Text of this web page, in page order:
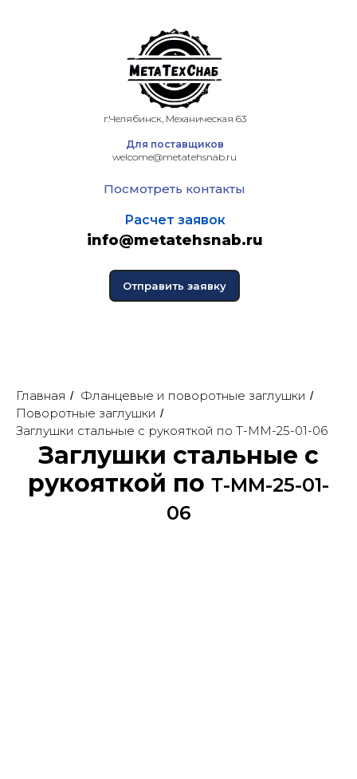
г.Челябинск, Механическая 63
Для поставщиков
welcome@metatehsnab.ru
Посмотреть контакты
Расчет заявок
info@metatehsnab.ru
Отправить заявку
Главная / Фланцевые и поворотные заглушки /
Поворотные заглушки /
Заглушки стальные с рукояткой по Т-ММ-25-01-06
Заглушки стальные с
рукояткой по Т-ММ-25-01-
06